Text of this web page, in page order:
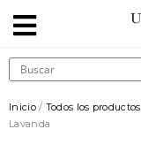
Inicio/ Todos los productos
Lavanda